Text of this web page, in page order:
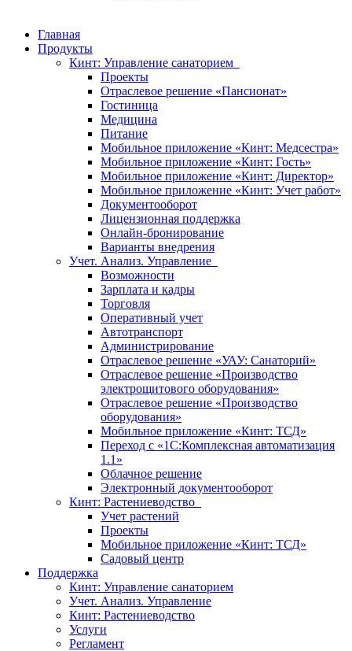
Главная
Продукты
Кинт: Управление санаторием
Проекты
Отраслевое решение «Пансионат»
Гостиница
Медицина
Питание
Мобильное приложение «Кинт: Медсестра»
Мобильное приложение «Кинт: Гость»
Мобильное приложение «Кинт: Директор»
Мобильное приложение «Кинт: Учет работ»
Документооборот
Лицензионная поддержка
Онлайн-бронирование
Варианты внедрения
Учет. Анализ. Управление
Возможности
Зарплата и кадры
Торговля
Оперативный учет
Автотранспорт
Администрирование
Отраслевое решение «УАУ: Санаторий»
Отраслевое решение «Производство
электрощитового оборудования»
Отраслевое решение «Производство
оборудования»
Мобильное приложение «Кинт: ТСД»
Переход с «1С:Комплексная автоматизация
1.1»
Облачное решение
Электронный документооборот
Кинт: Растениеводство
Учет растений
Проекты
Мобильное приложение «Кинт: ТСД»
Садовый центр
Поддержка
Кинт: Управление санаторием
Учет. Анализ. Управление
Кинт: Растениеводство
Услуги
Регламент